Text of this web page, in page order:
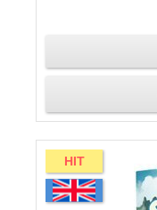
HIT